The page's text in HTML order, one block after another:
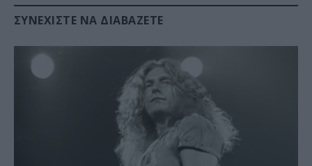
ΣΥΝΕΧΊΣΤΕ ΝΑ ΔΙΑΒΆΖΕΤΕ